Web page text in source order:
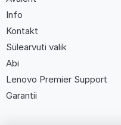
Info
Kontakt
Sülearvuti valik
Abi
Lenovo Premier Support
Garantii